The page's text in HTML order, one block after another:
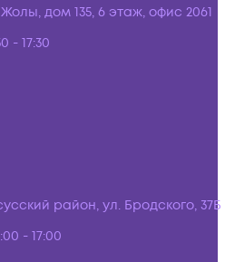
дом 135, 6 этаж, офис 2061
- 17:30
район, ул. Бродского, 37Б
- 17:00